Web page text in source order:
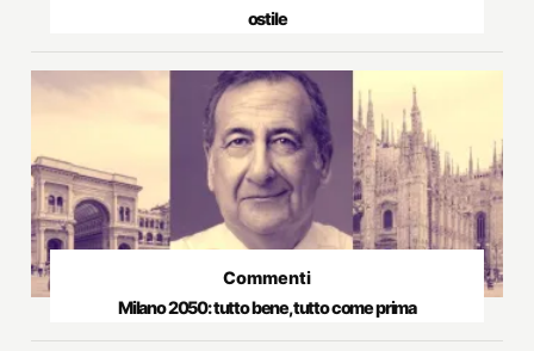
ostile
Commenti
Milano 2050: tutto bene, tutto come prima